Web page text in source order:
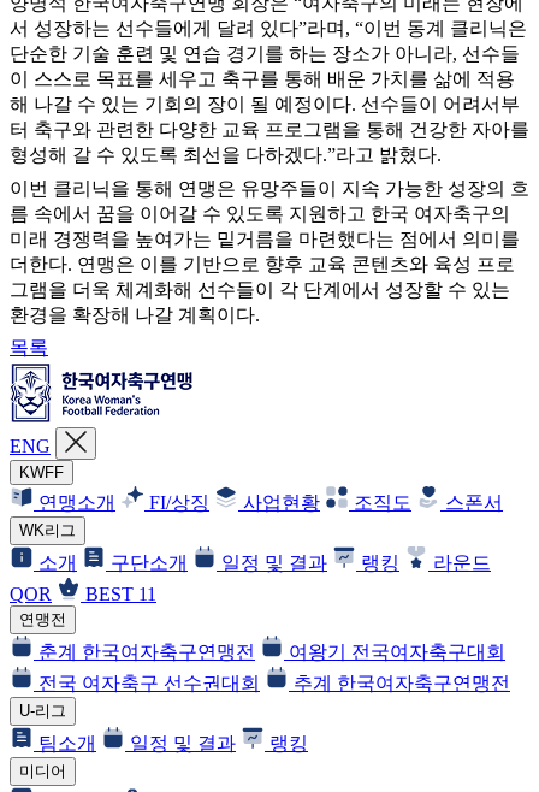
서 성장하는 선수들에게 달려 있다”라며, “이번 동계 클리닉은
단순한 기술 훈련 및 연습 경기를 하는 장소가 아니라, 선수들
이 스스로 목표를 세우고 축구를 통해 배운 가치를 삶에 적용
해 나갈 수 있는 기회의 장이 될 예정이다. 선수들이 어려서부
터 축구와 관련한 다양한 교육 프로그램을 통해 건강한 자아를
형성해 갈 수 있도록 최선을 다하겠다.”라고 밝혔다.
이번 클리닉을 통해 연맹은 유망주들이 지속 가능한 성장의 흐
름 속에서 꿈을 이어갈 수 있도록 지원하고 한국 여자축구의
미래 경쟁력을 높여가는 밑거름을 마련했다는 점에서 의미를
더한다. 연맹은 이를 기반으로 향후 교육 콘텐츠와 육성 프로
그램을 더욱 체계화해 선수들이 각 단계에서 성장할 수 있는
환경을 확장해 나갈 계획이다.
목록
ENG
KWFF
연맹소개 FI/상징 사업현황 조직도 스폰서
WK리그
소개 구단소개 일정 및 결과 랭킹
라운드
QOR
BEST 11
연맹전
춘계 한국여자축구연맹전
여왕기 전국여자축구대회
전국 여자축구 선수권대회
추계 한국여자축구연맹전
U-리그
팀소개 일정 및 결과 랭킹
미디어